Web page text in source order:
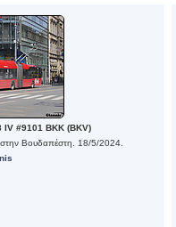
IV #9101 BKK (BKV)
Βουδαπέστη. 18/5/2024.